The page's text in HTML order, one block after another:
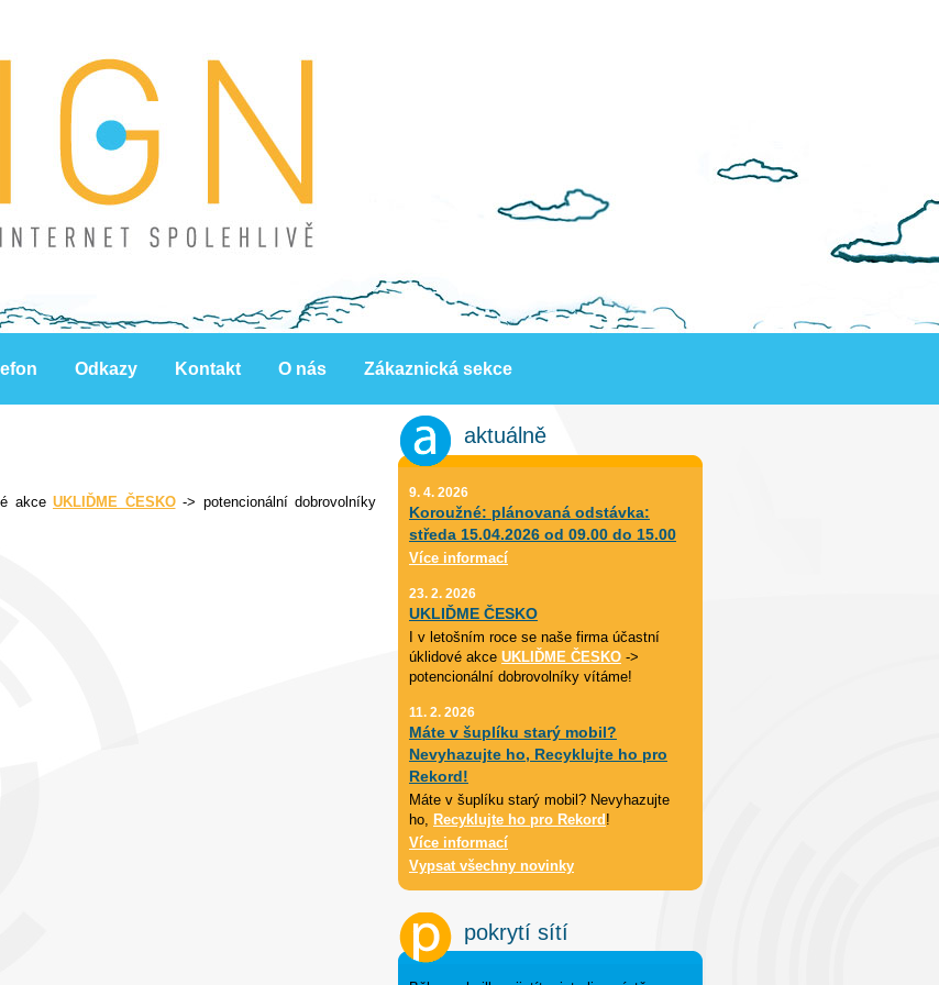
Odkazy Kontakt O nás Zákaznická sekce
akce UKLIĎME ČESKO-> potencionální dobrovolníky
aktuálně
9. 4. 2026
Koroužné: plánovaná odstávka:
středa 15.04.2026 od 09.00 do 15.00
Více informací
23. 2. 2026
UKLIĎME ČESKO
I v letošním roce se naše firma účastní
úklidové akce UKLIĎME ČESKO ->
potencionální dobrovolníky vítáme!
11. 2. 2026
Máte v šuplíku starý mobil?
Nevyhazujte ho, Recyklujte ho pro
Rekord!
Máte v šuplíku starý mobil? Nevyhazujte
ho, Recyklujte ho pro Rekord !
Více informací
Vypsat všechny novinky
pokrytí sítí